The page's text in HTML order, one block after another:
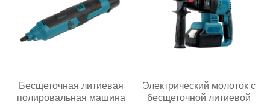
Бесщеточная литиевая
полировальная машина
Электрический молоток с
бесщеточной литиевой